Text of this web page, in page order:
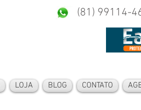
(81) 99114-
LOJA BLOG CONTATO